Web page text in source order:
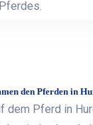
den Pferden in
dem Pferd in